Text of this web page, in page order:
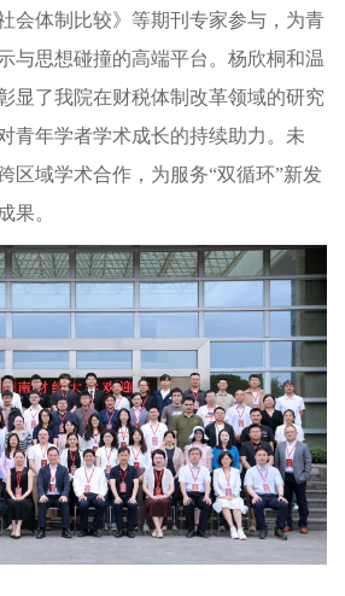
会体制比较》等期刊专家参与，为青
与思想碰撞的高端平台。杨欣桐和温
显了我院在财税体制改革领域的研究
青年学者学术成长的持续助力。未
区域学术合作，为服务“双循环”新发
果。